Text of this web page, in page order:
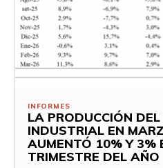
INFORMES
LA PRODUCCIÓN DEL
INDUSTRIAL EN
AUMENTÓ 10% Y 3%
TRIMESTRE DEL AÑO